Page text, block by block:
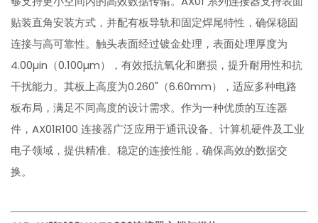
贴装直角安装方式，并配有板导轨和固定焊尾特性，确保稳固
连接与高可靠性。触头表面经过镀金处理，表面处理厚度为
4.00µin（0.100µm），有效抵抗氧化和磨损，提升耐用性和抗
干扰能力。其板上高度为0.260"（6.60mm），适应多种电路
板布局，满足不同高度的设计需求。作为一种优质的互连器
件，AX01R100 连接器广泛应用于通讯设备、计算机硬件及工业
电子领域，提供精准、稳定的连接性能，确保高效的数据交
换。